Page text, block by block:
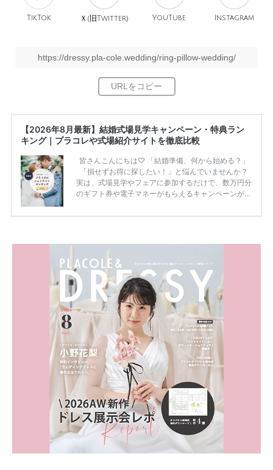
TikTok Ｘ(旧Twitter) YouTube Instagram
https://dressy.pla-cole.wedding/ring-pillow-wedding/
【2026年8月最新】結婚式場見学キャンペーン・特典ラン
キング｜プラコレや式場紹介サイトを徹底比較
皆さんこんにちは♡ 「結婚準備、何から始める？」
「損せずお得に探したい！」と悩んでいませんか？
実は、式場見学やフェアに参加するだけで、数万円分
のギフト券や電子マネーがもらえるキャンペーンがあ
ため、比較せずに選ぶと損をしてしまうことも……。
内容：特典金額・条件・応募方法・注意点 「どこが
一番お得？」「プラコレの特典は？」といった疑問も
解決します。 まずは診断で候補を絞れる「ウェディ
ング診断」か、体験型 […]
続きを読む